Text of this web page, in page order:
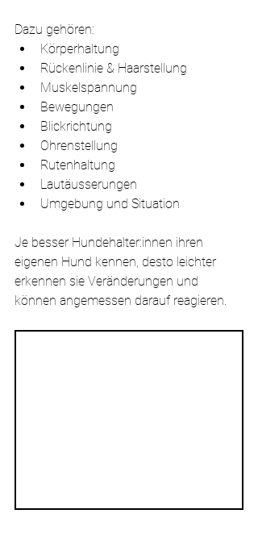
Dazu gehören:
Körperhaltung
Rückenlinie & Haarstellung
Muskelspannung
Bewegungen
Blickrichtung
Ohrenstellung
Rutenhaltung
Lautäusserungen
Umgebung und Situation
Je besser Hundehalter:innen ihren
eigenen Hund kennen, desto leichter
erkennen sie Veränderungen und
können angemessen darauf reagieren.